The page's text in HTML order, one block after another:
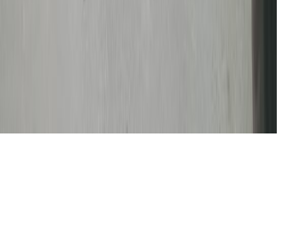
सञ्चालन भएको साउदी सिप प्रमाणीकरण
तालाबन्दी